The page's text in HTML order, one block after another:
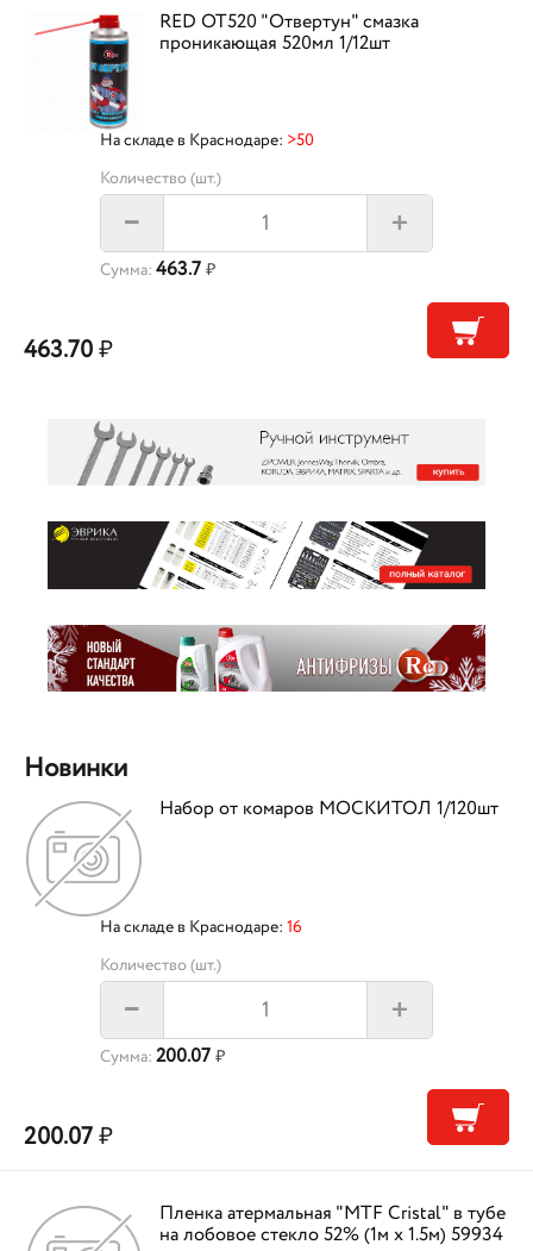
RED OT520 "Отвертун" смазка
проникающая 520мл 1/12шт
На складе в Краснодаре: >50
Количество (шт.)
– +
Сумма: 463.7 ₽
463.70₽
Новинки
Набор от комаров МОСКИТОЛ 1/120шт
На складе в Краснодаре: 16
Количество (шт.)
– +
Сумма: 200.07 ₽
200.07₽
Пленка атермальная "MTF Cristal" в тубе
на лобовое стекло 52% (1м х 1.5м) 59934